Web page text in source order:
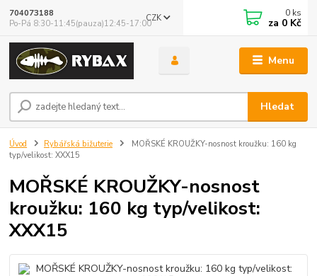
Menu
CZK
Hledat
704073188
Po-Pá 8:30-11:45(pauza)12:45-17:00
0 ks
za 0 Kč
Úvod Rybářská bižuterie
MOŘSKÉ KROUŽKY-nosnost kroužku: 160 kg
typ/velikost: XXX15
MOŘSKÉ KROUŽKY-nosnost
kroužku: 160 kg typ/velikost:
XXX15